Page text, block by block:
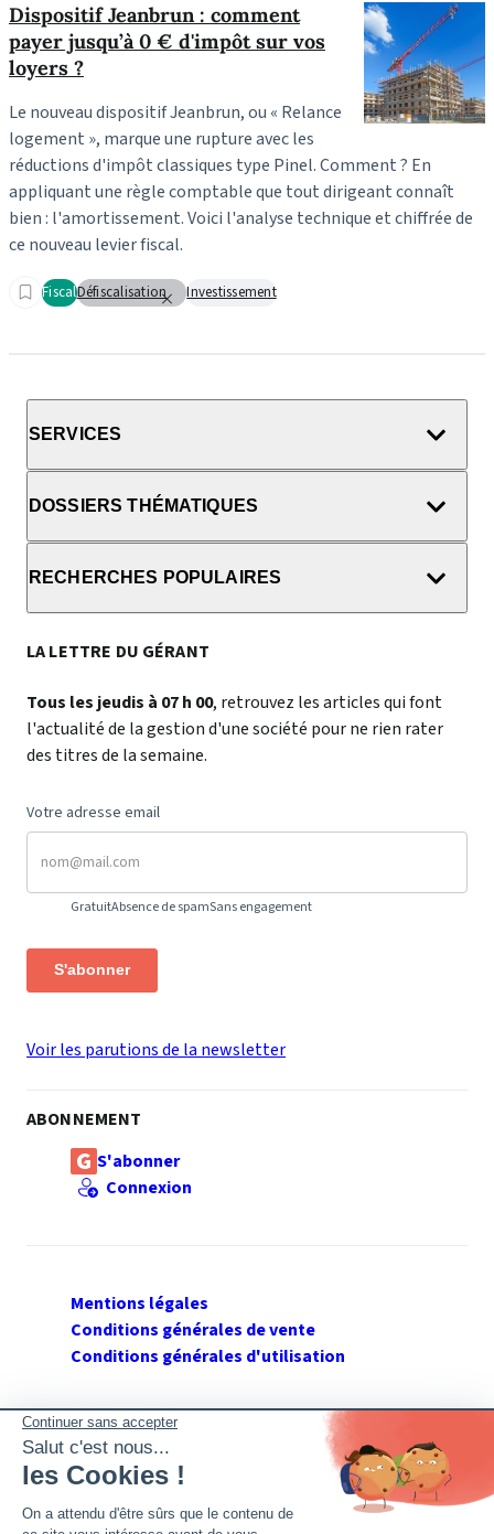
Dispositif Jeanbrun : comment
payer jusqu’à 0 € d'impôt sur vos
loyers ?
Le nouveau dispositif Jeanbrun, ou « Relance
logement », marque une rupture avec les
réductions d'impôt classiques type Pinel. Comment ? En
appliquant une règle comptable que tout dirigeant connaît
bien : l'amortissement. Voici l'analyse technique et chiffrée de
ce nouveau levier fiscal.
FiscalDéfiscalisation Investissement
SERVICES
DOSSIERS THÉMATIQUES
RECHERCHES POPULAIRES
LA LETTRE DU GÉRANT
Tous les jeudis à 07 h 00, retrouvez les articles qui font
l'actualité de la gestion d'une société pour ne rien rater
des titres de la semaine.
Votre adresse email
GratuitAbsence de spamSans engagement
S'abonner
Voir les parutions de la newsletter
ABONNEMENT
S'abonner
Connexion
Mentions légales
Conditions générales de vente
Conditions générales d'utilisation
SUIVEZ GERANT DE SARL